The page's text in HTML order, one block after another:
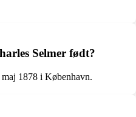
Selmer født?
1878 i København.